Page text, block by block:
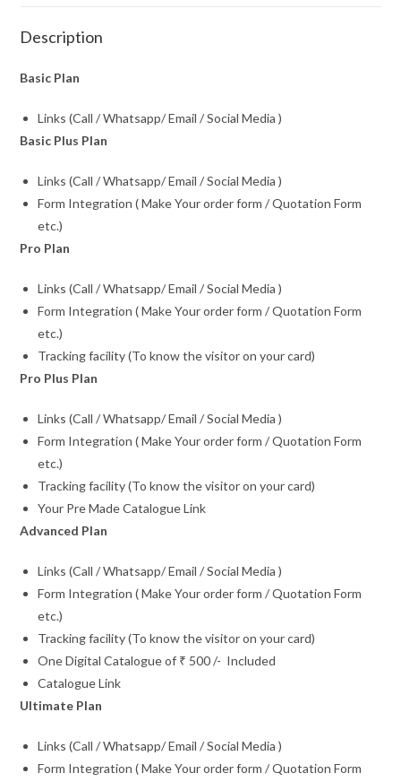
Description
Basic Plan
Links (Call / Whatsapp/ Email / Social Media )
Basic Plus Plan
Links (Call / Whatsapp/ Email / Social Media )
Form Integration ( Make Your order form / Quotation Form
etc.)
Pro Plan
Links (Call / Whatsapp/ Email / Social Media )
Form Integration ( Make Your order form / Quotation Form
etc.)
Tracking facility (To know the visitor on your card)
Pro Plus Plan
Links (Call / Whatsapp/ Email / Social Media )
Form Integration ( Make Your order form / Quotation Form
etc.)
Tracking facility (To know the visitor on your card)
Your Pre Made Catalogue Link
Advanced Plan
Links (Call / Whatsapp/ Email / Social Media )
Form Integration ( Make Your order form / Quotation Form
etc.)
Tracking facility (To know the visitor on your card)
One Digital Catalogue of ₹ 500 /- Included
Catalogue Link
Ultimate Plan
Links (Call / Whatsapp/ Email / Social Media )
Form Integration ( Make Your order form / Quotation Form